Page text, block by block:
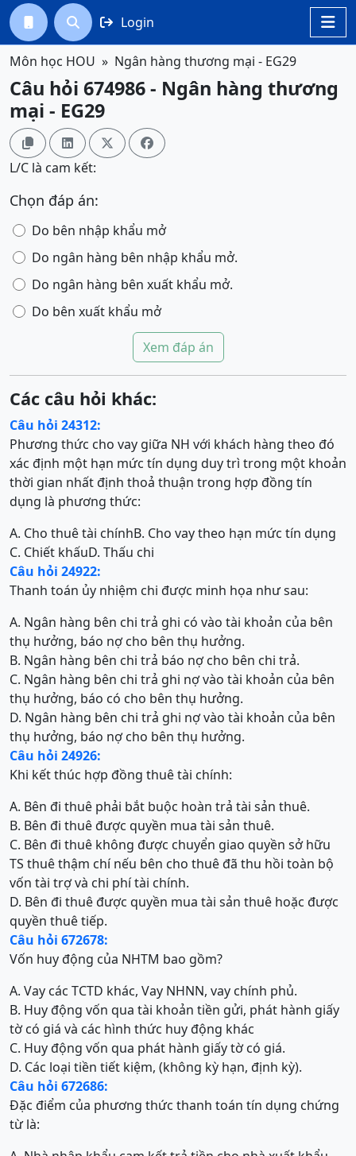

  Login
Môn học HOU Ngân hàng thương mại - EG29
Câu hỏi 674986 - Ngân hàng thương
mại - EG29
   
L/C là cam kết:
Chọn đáp án:
Do bên nhập khẩu mở
Do ngân hàng bên nhập khẩu mở.
Do ngân hàng bên xuất khẩu mở.
Do bên xuất khẩu mở
Xem đáp án
Các câu hỏi khác:
Câu hỏi 24312:
Phương thức cho vay giữa NH với khách hàng theo đó
xác định một hạn mức tín dụng duy trì trong một khoản
thời gian nhất định thoả thuận trong hợp đồng tín
dụng là phương thức:
A. Cho thuê tài chínhB. Cho vay theo hạn mức tín dụng
C. Chiết khấuD. Thấu chi
Câu hỏi 24922:
Thanh toán ủy nhiệm chi được minh họa như sau:
A. Ngân hàng bên chi trả ghi có vào tài khoản của bên
thụ hưởng, báo nợ cho bên thụ hưởng.
B. Ngân hàng bên chi trả báo nợ cho bên chi trả.
C. Ngân hàng bên chi trả ghi nợ vào tài khoản của bên
thụ hưởng, báo có cho bên thụ hưởng.
D. Ngân hàng bên chi trả ghi nợ vào tài khoản của bên
thụ hưởng, báo nợ cho bên thụ hưởng.
Câu hỏi 24926:
Khi kết thúc hợp đồng thuê tài chính:
A. Bên đi thuê phải bắt buộc hoàn trả tài sản thuê.
B. Bên đi thuê được quyền mua tài sản thuê.
C. Bên đi thuê không được chuyển giao quyền sở hữu
TS thuê thậm chí nếu bên cho thuê đã thu hồi toàn bộ
vốn tài trợ và chi phí tài chính.
D. Bên đi thuê được quyền mua tài sản thuê hoặc được
quyền thuê tiếp.
Câu hỏi 672678:
Vốn huy động của NHTM bao gồm?
A. Vay các TCTD khác, Vay NHNN, vay chính phủ.
B. Huy động vốn qua tài khoản tiền gửi, phát hành giấy
tờ có giá và các hình thức huy động khác
C. Huy động vốn qua phát hành giấy tờ có giá.
D. Các loại tiền tiết kiệm, (không kỳ hạn, định kỳ).
Câu hỏi 672686:
Đặc điểm của phương thức thanh toán tín dụng chứng
từ là: